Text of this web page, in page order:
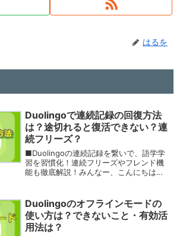
はるを
Duolingoで連続記録の回復方法
は？途切れると復活できない？連
続フリーズ？
■Duolingoの連続記録を繋いで、語学学
習を習慣化！連続フリーズやフレンド機
能も徹底解説！みんなー、こんにちは！
のモチベーション維持に欠かせない「連
続...
Duolingoのオフラインモードの
使い方は？できないこと・有効活
用法は？